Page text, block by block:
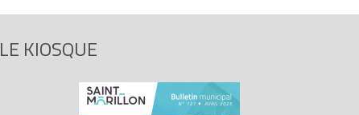
LE KIOSQUE